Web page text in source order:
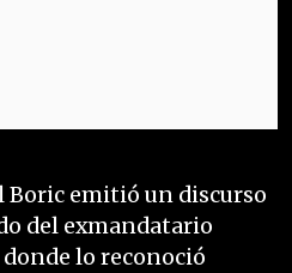
Boric emitió un discurso
del exmandatario
lo reconoció